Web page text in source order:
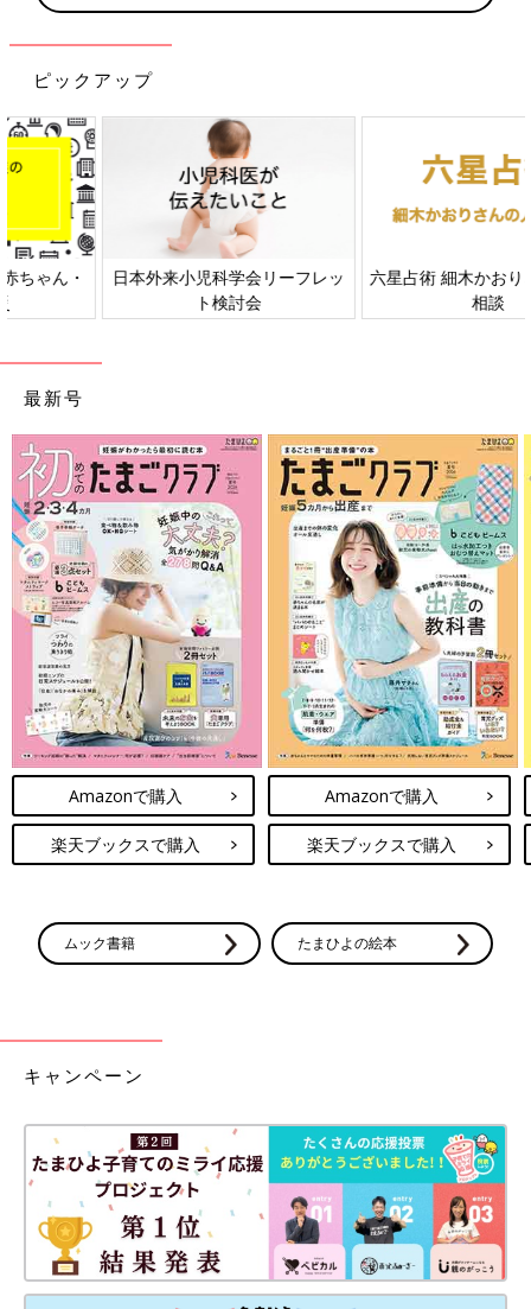
「クイックルハンディ 伸び縮みタイプ」でホコリ取
り
出典：Instagramアカウント「mamachan_home」
ままちゃん さんは「クイックルハンディ 伸び縮みタイプ」を使
ってラクラクこそうじ（小掃除）。壁掛け時計や照明などのホコ
リを取ることができるそうです。高いところの掃除が簡単にでき
るのは嬉しいですよね。
キッチンこそうじで時短家事！おすすめ
方法5選
キッチン周りのアイテムを使うついでにちょっ
としたこそうじ（小掃除）を取り入れること
で、日々の掃除をラクにすることができます。
今回はキッチンで使えるこそうじ（小掃除）の
おすすめ方法をご紹介します。
さまざまなこそうじ（小掃除）ワザの中でも、さらに時短で簡単
にできちゃう方法をご紹介しました。おうちにピッタリな便利ア
イテムを使うのも賢い選択ですよね。ぜひみなさんも真似してみ
てください♪
※記事内容でご紹介している投稿、リンク先は、削除される場合
があります。あらかじめご了承ください。
※ご紹介した内容は個人の感想です。使用上の注意をよく読んだ
ピックアップ
日本外来小児科学会リーフレッ
六星占術 細木かおりさんの人生
最新号
Amazonで購入
楽天ブックスで購入
Amazonで購入
楽天ブックスで購入
ムック書籍 たまひよの絵本
キャンペーン